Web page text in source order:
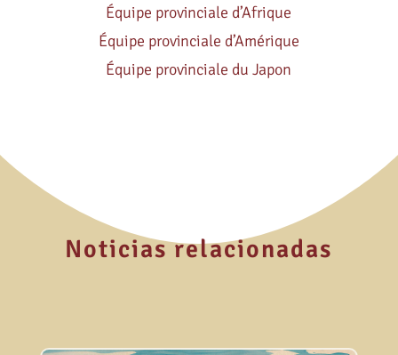
Équipe provinciale d’Afrique
Équipe provinciale d’Amérique
Équipe provinciale du Japon
Noticias relacionadas